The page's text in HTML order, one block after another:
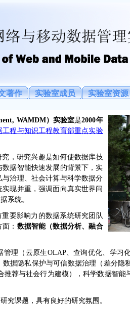
著作 实验室成员 实验室资源
, WAMDM） 实验室是2000年
工程与知识工程教育部重点实验
，研究兴趣是如何使数据库技
据智能快速发展的背景下，实
治理、社会计算与科学数据分
现并重，强调面向真实世界问
系统。
要影响力的数据系统研究团队
： 数据智能（数据分析、融合
理（云原生OLAP、查询优化、学习
据隐私保护与可信数据治理（差分
荐与社会行为建模），科学数据智
究课题，具有良好的研究氛围。